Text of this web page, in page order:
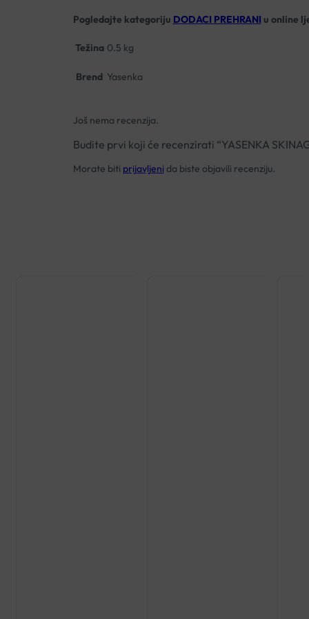
Pogledajte kategoriju DODACI PREHRANI u online
Težina 0.5 kg
Brend Yasenka
Još nema recenzija.
Budite prvi koji će recenzirati “YASENKA
Morate biti prijavljeni da biste objavili recenziju.